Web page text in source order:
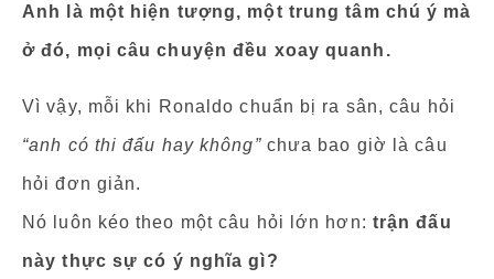
Anh là một hiện tượng, một trung tâm chú ý mà
ở đó, mọi câu chuyện đều xoay quanh.
Vì vậy, mỗi khi Ronaldo chuẩn bị ra sân, câu hỏi
“anh có thi đấu hay không”chưa bao giờ là câu
hỏi đơn giản.
Nó luôn kéo theo một câu hỏi lớn hơn: trận đấu
này thực sự có ý nghĩa gì?